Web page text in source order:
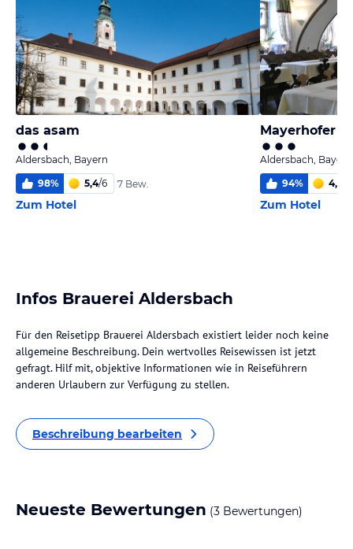
das asam
Aldersbach, Bayern
98% 5,4/6 7 Bew.
Zum Hotel
Aldersbach, Bayern
94% 4,7
Zum Hotel
Infos Brauerei Aldersbach
Für den Reisetipp Brauerei Aldersbach existiert leider noch keine
allgemeine Beschreibung. Dein wertvolles Reisewissen ist jetzt
gefragt. Hilf mit, objektive Informationen wie in Reiseführern
anderen Urlaubern zur Verfügung zu stellen.
Beschreibung bearbeiten
Neueste Bewertungen (3 Bewertungen)